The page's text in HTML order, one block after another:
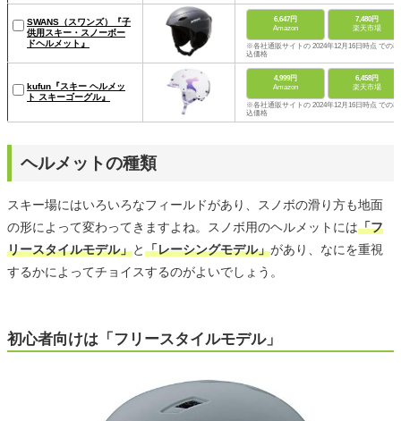
SWANS（スワンズ）『子
供用スキー・スノーボー
ドヘルメット』
6,647円
Amazon
7,480円
楽天市場
※各社通販サイトの 2024年12月16日時点 での税
込価格
kufun『スキー ヘルメッ
ト スキーゴーグル』
4,999円
Amazon
6,458円
楽天市場
※各社通販サイトの 2024年12月16日時点 での税
込価格
ヘルメットの種類
スキー場にはいろいろなフィールドがあり、スノボの滑り方も地面
の形によって変わってきますよね。スノボ用のヘルメットには「フ
リースタイルモデル」と「レーシングモデル」があり、なにを重視
するかによってチョイスするのがよいでしょう。
初心者向けは「フリースタイルモデル」